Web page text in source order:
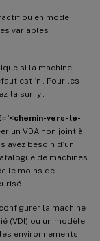
ou en mode
variables
si la machine
est ‘n’. Pour les
la sur ‘y’.
vers-le-
un VDA non joint à
avez besoin d’un
de machines
le moins de
la machine
(VDI) ou un modèle
environnements